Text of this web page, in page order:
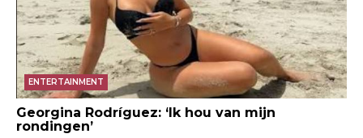
ENTERTAINMENT
Georgina Rodríguez: ‘Ik hou van mijn
rondingen’